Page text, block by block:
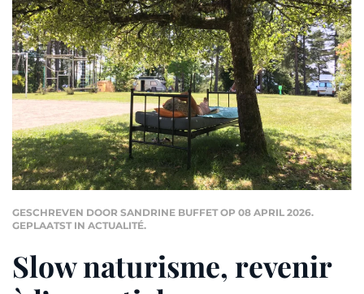
GESCHREVEN DOOR SANDRINE BUFFET OP 08 APRIL 2026.
GEPLAATST IN ACTUALITÉ.
Slow naturisme, revenir